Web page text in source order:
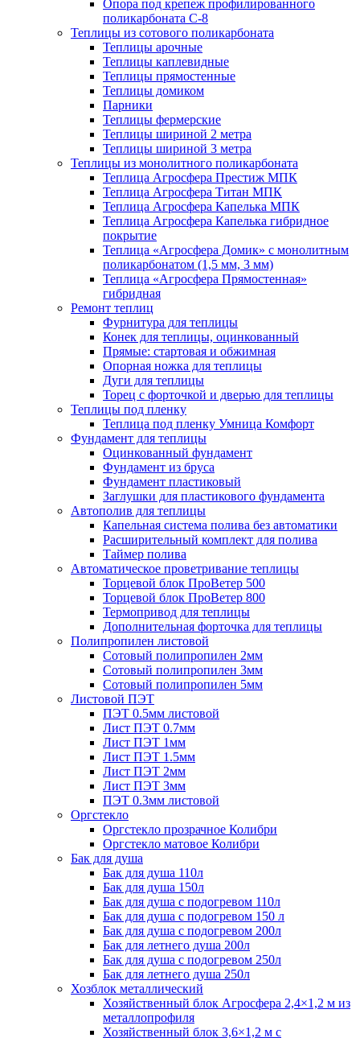
Опора под крепеж профилированного
поликарбоната С-8
Теплицы из сотового поликарбоната
Теплицы арочные
Теплицы каплевидные
Теплицы прямостенные
Теплицы домиком
Парники
Теплицы фермерские
Теплицы шириной 2 метра
Теплицы шириной 3 метра
Теплицы из монолитного поликарбоната
Теплица Агросфера Престиж МПК
Теплица Агросфера Титан МПК
Теплица Агросфера Капелька МПК
Теплица Агросфера Капелька гибридное
покрытие
Теплица «Агросфера Домик» с монолитным
поликарбонатом (1,5 мм, 3 мм)
Теплица «Агросфера Прямостенная»
гибридная
Ремонт теплиц
Фурнитура для теплицы
Конек для теплицы, оцинкованный
Прямые: стартовая и обжимная
Опорная ножка для теплицы
Дуги для теплицы
Торец с форточкой и дверью для теплицы
Теплицы под пленку
Теплица под пленку Умница Комфорт
Фундамент для теплицы
Оцинкованный фундамент
Фундамент из бруса
Фундамент пластиковый
Заглушки для пластикового фундамента
Автополив для теплицы
Капельная система полива без автоматики
Расширительный комплект для полива
Таймер полива
Автоматическое проветривание теплицы
Торцевой блок ПроВетер 500
Торцевой блок ПроВетер 800
Термопривод для теплицы
Дополнительная форточка для теплицы
Полипропилен листовой
Сотовый полипропилен 2мм
Сотовый полипропилен 3мм
Сотовый полипропилен 5мм
Листовой ПЭТ
ПЭТ 0.5мм листовой
Лист ПЭТ 0.7мм
Лист ПЭТ 1мм
Лист ПЭТ 1.5мм
Лист ПЭТ 2мм
Лист ПЭТ 3мм
ПЭТ 0.3мм листовой
Оргстекло
Оргстекло прозрачное Колибри
Оргстекло матовое Колибри
Бак для душа
Бак для душа 110л
Бак для душа 150л
Бак для душа с подогревом 110л
Бак для душа с подогревом 150 л
Бак для душа с подогревом 200л
Бак для летнего душа 200л
Бак для душа с подогревом 250л
Бак для летнего душа 250л
Хозблок металлический
Хозяйственный блок Агросфера 2,4×1,2 м из
металлопрофиля
Хозяйственный блок 3,6×1,2 м с